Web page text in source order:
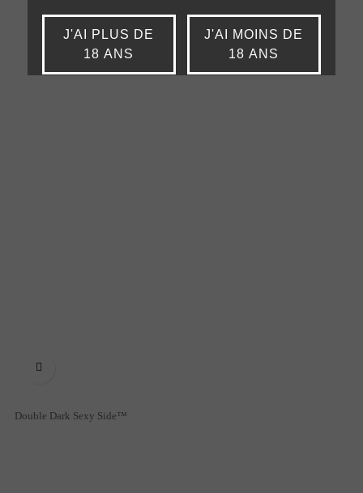

Double Dark Sexy Side™
J'AI PLUS DE
18 ANS
J'AI MOINS DE
18 ANS